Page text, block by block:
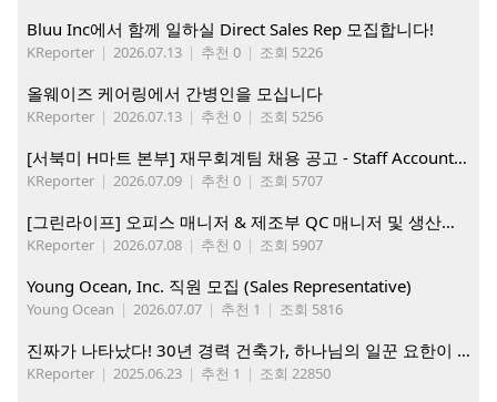
Bluu Inc에서 함께 일하실 Direct Sales Rep 모집합니다!
KReporter | 2026.07.13 | 추천 0 | 조회 5226
올웨이즈 케어링에서 간병인을 모십니다
KReporter | 2026.07.13 | 추천 0 | 조회 5256
[서북미 H마트 본부] 재무회계팀 채용 공고 - Staff Accountant
KReporter | 2026.07.09 | 추천 0 | 조회 5707
[그린라이프] 오피스 매니저 & 제조부 QC 매니저 및 생산직, 웨어하우스 직원 모집
KReporter | 2026.07.08 | 추천 0 | 조회 5907
Young Ocean, Inc. 직원 모집 (Sales Representative)
Young Ocean | 2026.07.07 | 추천 1 | 조회 5816
진짜가 나타났다! 30년 경력 건축가, 하나님의 일꾼 요한이 책임 시공합니다.
KReporter | 2025.06.23 | 추천 1 | 조회 22850